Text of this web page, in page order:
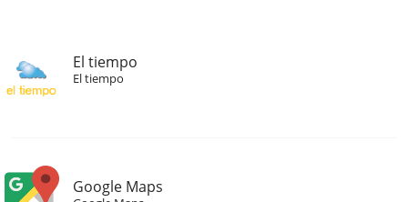
El tiempo
El tiempo
Google Maps